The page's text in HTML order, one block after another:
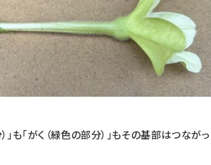
」も「がく（緑色の部分）」もその基部はつながっ